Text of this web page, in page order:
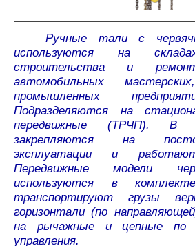
Ручные тали с
используются на
строительства и
автомобильных
промышленных
Подразделяются на
передвижные (ТРЧП). В
закрепляются на
эксплуатации и
Передвижные модели
используются в
транспортируют грузы
горизонтали (по
на рычажные и цепные по
управления.